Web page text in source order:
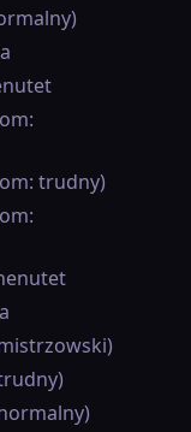
trudny)